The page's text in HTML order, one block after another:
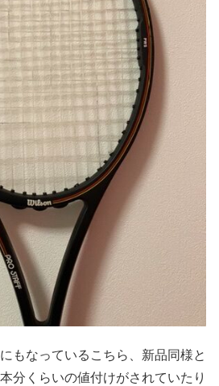
もなっているこちら、新品同様と
分くらいの値付けがされていたり